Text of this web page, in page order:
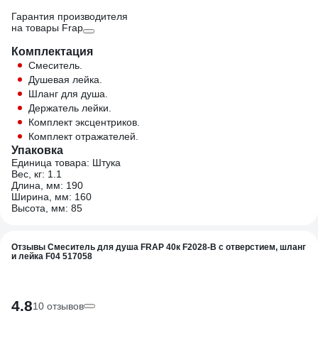
Гарантия производителя
на товары Frap
Комплектация
Смеситель.
Душевая лейка.
Шланг для душа.
Держатель лейки.
Комплект эксцентриков.
Комплект отражателей.
Упаковка
Единица товара: Штука
Вес, кг: 1.1
Длина, мм: 190
Ширина, мм: 160
Высота, мм: 85
Отзывы Смеситель для душа FRAP 40к F2028-B с отверстием, шланг
и лейка F04 517058
4.810 отзывов